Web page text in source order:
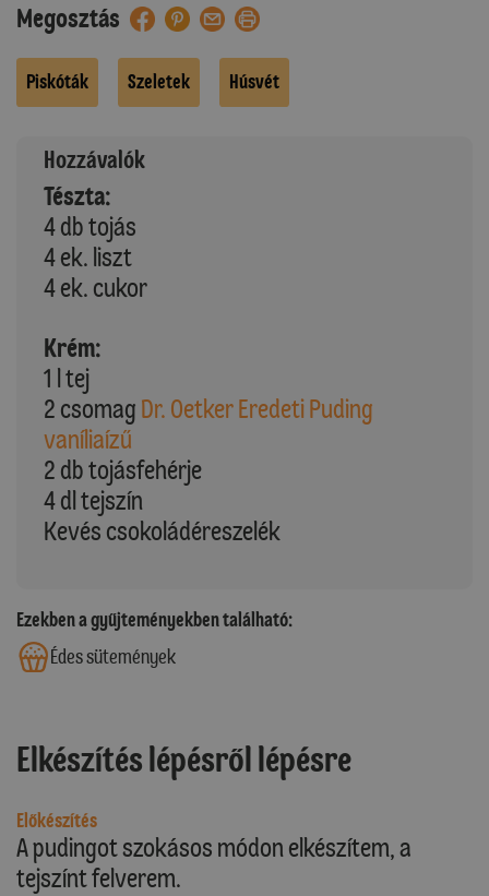
Megosztás
Piskóták Szeletek Húsvét
Hozzávalók
Tészta:
4 db tojás
4 ek. liszt
4 ek. cukor
Krém:
1 l tej
2 csomag Dr. Oetker Eredeti Puding
vaníliaízű
2 db tojásfehérje
4 dl tejszín
Kevés csokoládéreszelék
Ezekben a gyűjteményekben található:
Édes sütemények
Elkészítés lépésről lépésre
Előkészítés
A pudingot szokásos módon elkészítem, a
tejszínt felverem.